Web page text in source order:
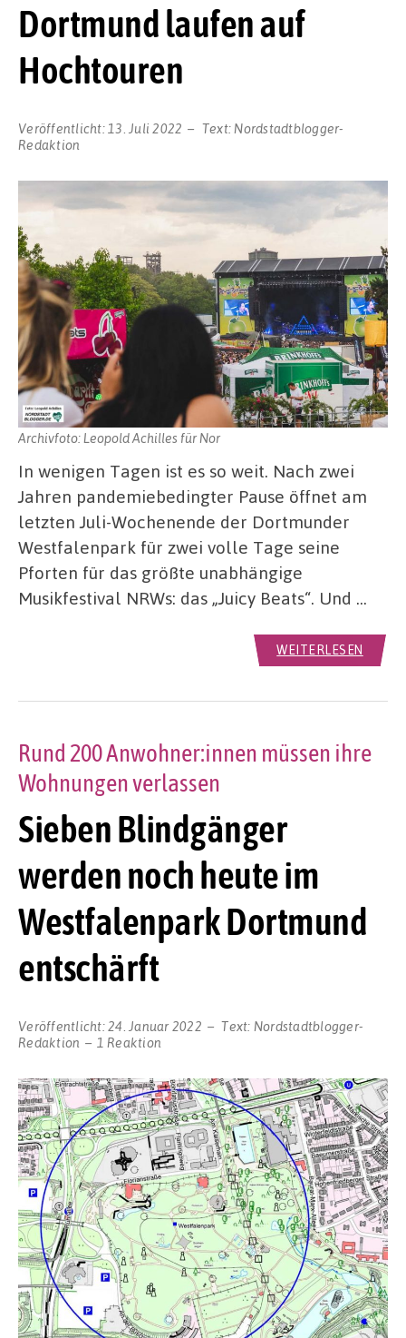
Dortmund laufen auf
Hochtouren
Veröffentlicht: 13. Juli 2022 Text: Nordstadtblogger-
Redaktion
Archivfoto: Leopold Achilles für Nor
In wenigen Tagen ist es so weit. Nach zwei
Jahren pandemiebedingter Pause öffnet am
letzten Juli-Wochenende der Dortmunder
Westfalenpark für zwei volle Tage seine
Pforten für das größte unabhängige
Musikfestival NRWs: das „Juicy Beats“. Und …
WEITERLESEN
Sieben Blindgänger
werden noch heute im
Westfalenpark Dortmund
entschärft
Rund 200 Anwohner:innen müssen ihre
Wohnungen verlassen
Veröffentlicht:24. Januar 2022 Text: Nordstadtblogger-
Redaktion
1 Reaktion